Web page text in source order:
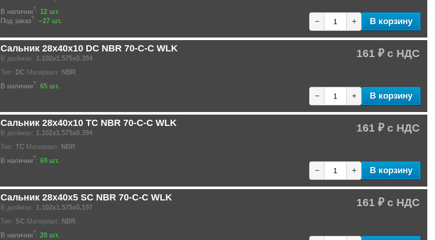
В наличии?: 12 шт.
Под заказ?: ~27 шт. − + В корзину
Сальник 28x40x10 DC NBR 70-C-C WLK
В дюймах: 1.102x1.575x0.394
Тип: DC Материал: NBR
В наличии?: 65 шт.
161 ₽
− + В корзину
Сальник 28x40x10 TC NBR 70-C-C WLK
В дюймах: 1.102x1.575x0.394
Тип: TC Материал: NBR
В наличии?: 69 шт.
161 ₽
− + В корзину
Сальник 28x40x5 SC NBR 70-C-C WLK
В дюймах: 1.102x1.575x0.197
Тип: SC Материал: NBR
В наличии?: 20 шт.
161 ₽